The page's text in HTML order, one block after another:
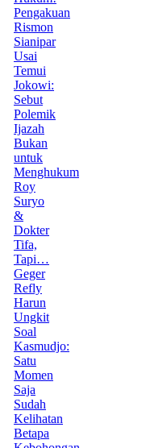
Pengakuan
Rismon
Sianipar
Usai
Temui
Jokowi:
Sebut
Polemik
Ijazah
Bukan
untuk
Menghukum
Roy
Suryo
&
Dokter
Tifa,
Tapi…
Geger
Refly
Harun
Ungkit
Soal
Kasmudjo:
Satu
Momen
Saja
Sudah
Kelihatan
Betapa